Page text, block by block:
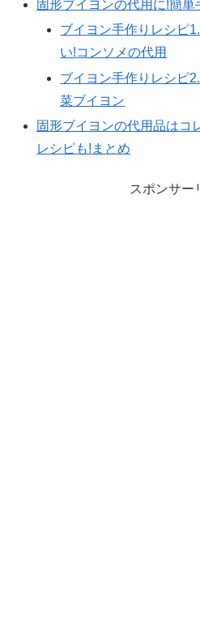
固形ブイヨンの代用に!簡
ブイヨン手作りレシピ
い!コンソメの代用
ブイヨン手作りレシピ
菜ブイヨン
固形ブイヨンの代用品はコ
レシピも!まとめ
スポンサー